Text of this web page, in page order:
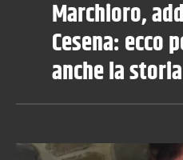
Marchioro,
Cesena: ecco
anche la